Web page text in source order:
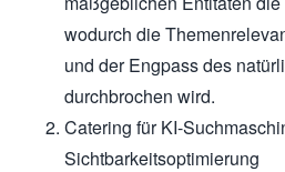
wodurch die
und der Engpass des
durchbrochen wird.
Catering für KI-
Sichtbarkeitsoptimierung